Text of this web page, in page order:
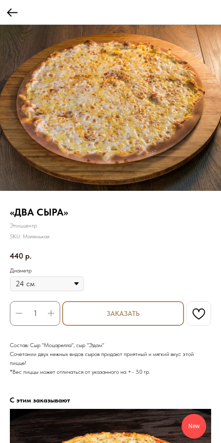
«ДВА СЫРА»
Эпиццентр
SKU: Маленькая
440 р.
Диаметр
ЗАКАЗАТЬ
Состав: Сыр "Моцарелла", сыр "Эдам"
Сочетании двух нежных видов сыров придают приятный и мягкий вкус этой
пицце!
*Вес пиццы может отличаться от указанного на +- 50 гр.
С этим заказывают
New